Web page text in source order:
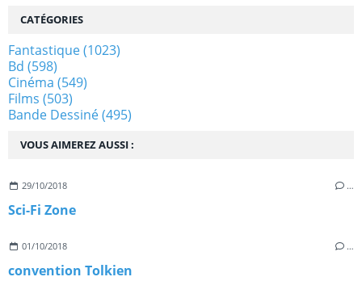
VOUS AIMEREZ AUSSI :
29/10/2018 …
Sci-Fi Zone
01/10/2018 …
convention Tolkien
CATÉGORIES
Fantastique(1023)
Bd (598)
Cinéma (549)
Films (503)
Bande Dessiné(495)